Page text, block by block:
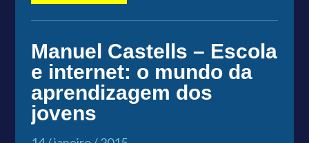
Manuel Castells – Escola
e internet: o mundo da
aprendizagem dos
jovens